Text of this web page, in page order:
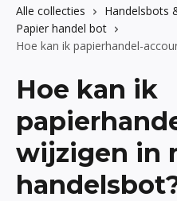
Alle collecties
Handelsbots
Papier handel bot
Hoe kan ik papierhandel-
Hoe kan ik
wijzigen in